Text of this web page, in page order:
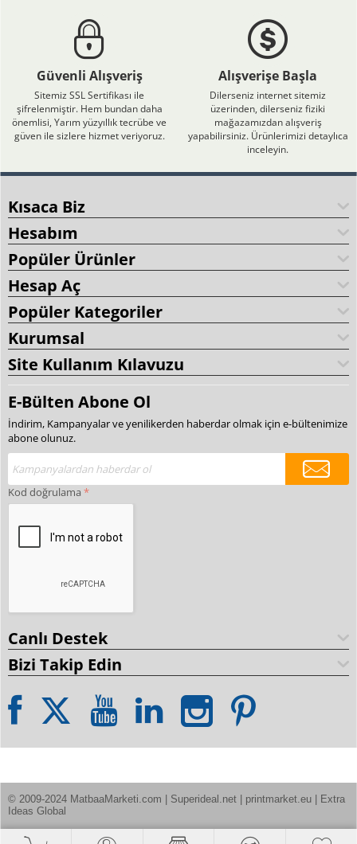
Güvenli Alışveriş
Sitemiz SSL Sertifikası ile
şifrelenmiştir. Hem bundan daha
önemlisi, Yarım yüzyıllık tecrübe ve
güven ile sizlere hizmet veriyoruz.
Alışverişe Başla
Dilerseniz internet sitemiz
üzerinden, dilerseniz fiziki
mağazamızdan alışveriş
yapabilirsiniz. Ürünlerimizi detaylıca
inceleyin.
Kısaca Biz
Hesabım
Popüler Ürünler
Hesap Aç
Popüler Kategoriler
Kurumsal
Site Kullanım Kılavuzu
E-Bülten Abone Ol
İndirim, Kampanyalar ve yenilikerden haberdar olmak için e-bültenimize
abone olunuz.
Kod doğrulama
Canlı Destek
Bizi Takip Edin
© 2009-2024 MatbaaMarketi.com | Superideal.net | printmarket.eu | Extra
Ideas Global